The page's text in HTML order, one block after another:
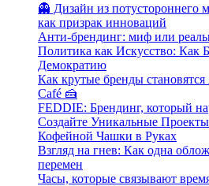
👻 Дизайн из потустороннего
как призрак инноваций
Анти-брендинг: миф или
Политика как Искусство: Как
Демократию
Как крутые бренды
Café 🍰
FEDDIE: Брендинг, который
Создайте Уникальные
Кофейной Чашки в Руках
Взгляд на гнев: Как одна
перемен
Часы, которые связывают